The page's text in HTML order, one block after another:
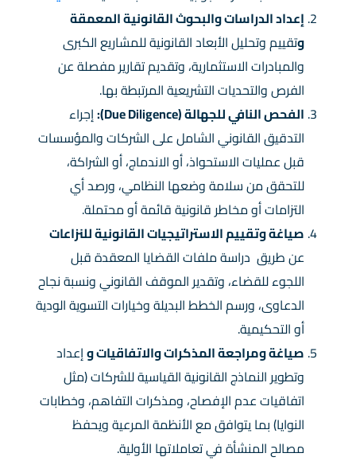
إعداد الدراسات والبحوث القانونية المعمقة
وتقييم وتحليل الأبعاد القانونية للمشاريع الكبرى
والمبادرات الاستثمارية، وتقديم تقارير مفصلة عن
الفرص والتحديات التشريعية المرتبطة بها.
الفحص النافي للجهالة(Due Diligence):
إجراء
التدقيق القانوني الشامل على الشركات والمؤسسات
قبل عمليات الاستحواذ، أو الاندماج، أو الشراكة،
للتحقق من سلامة وضعها النظامي، ورصد أي
التزامات أو مخاطر قانونية قائمة أو محتملة.
صياغة وتقييم الاستراتيجيات القانونية للنزاعات
عن طريق دراسة ملفات القضايا المعقدة قبل
اللجوء للقضاء، وتقدير الموقف القانوني ونسبة نجاح
الدعاوى، ورسم الخطط البديلة وخيارات التسوية الودية
أو التحكيمية.
صياغة ومراجعة المذكرات والاتفاقياتوإعداد
وتطوير النماذج القانونية القياسية للشركات (مثل
اتفاقيات عدم الإفصاح، ومذكرات التفاهم، وخطابات
النوايا) بما يتوافق مع الأنظمة المرعية ويحفظ
مصالح المنشأة في تعاملاتها الأولية.